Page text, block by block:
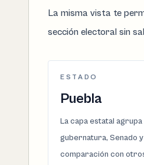
La misma vista te
sección electoral sin
ESTADO
Puebla
La capa estatal agrupa
gubernatura, Senado y
comparación con